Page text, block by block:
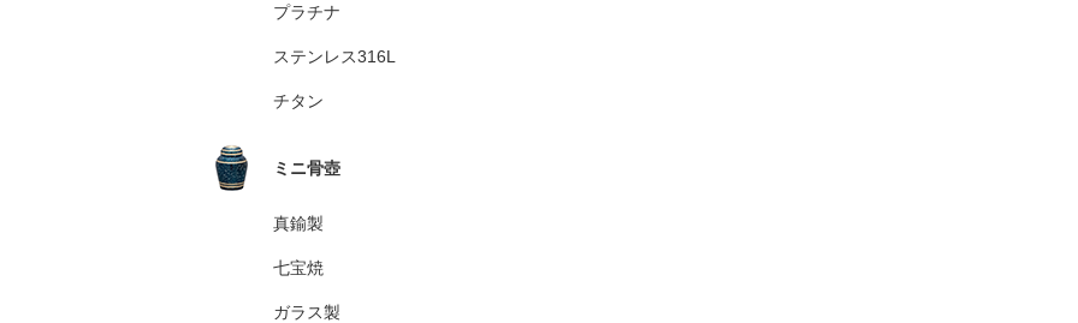
プラチナ
ステンレス316L
チタン
ミニ骨壺
真鍮製
七宝焼
ガラス製